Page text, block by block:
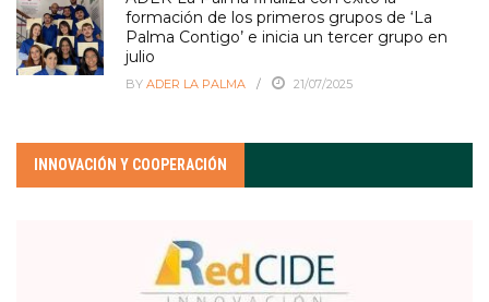
formación de los primeros grupos de ‘La
Palma Contigo’ e inicia un tercer grupo en
julio
BY ADER LA PALMA 21/07/2025
INNOVACIÓN Y COOPERACIÓN